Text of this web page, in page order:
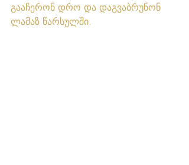
გააჩერონ დრო და დაგვაბრუნონ
ლამაზ წარსულში.